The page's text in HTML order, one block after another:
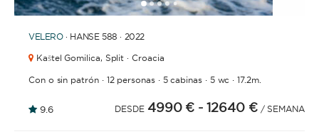
12345 678910111213
VELERO · HANSE 588 · 2022
Kaštel Gomilica, Split · Croacia
Con o sin patrón· 12 personas· 5 cabinas· 5 wc ·17.2m.
9.6 DESDE 4990 € - 12640 € / SEMANA